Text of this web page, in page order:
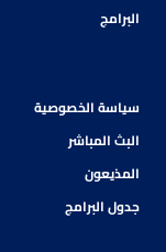
البرامج
سياسة الخصوصية
البث المباشر
المذيعون
جدول البرامج